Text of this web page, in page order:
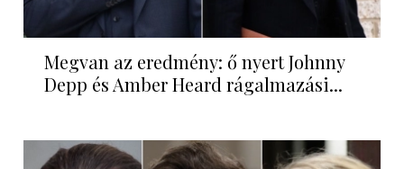
Megvan az eredmény: ő nyert Johnny
Depp és Amber Heard rágalmazási...